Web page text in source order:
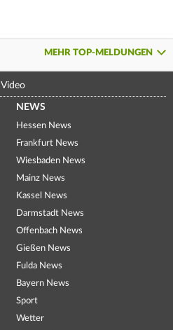
MEHR TOP-MELDUNGEN
Video
NEWS
Hessen News
Frankfurt News
Wiesbaden News
Mainz News
Kassel News
Darmstadt News
Offenbach News
Gießen News
Fulda News
Bayern News
Sport
Wetter